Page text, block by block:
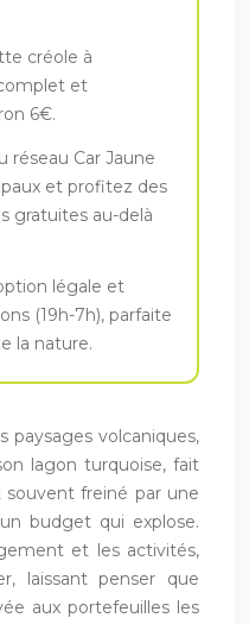
créole à
et
6€.
réseau Car Jaune
et profitez des
gratuites au-delà
légale et
(19h-7h), parfaite
la nature.
paysages volcaniques,
lagon turquoise, fait
freiné par une
budget qui explose.
et les activités,
laissant penser que
aux portefeuilles les